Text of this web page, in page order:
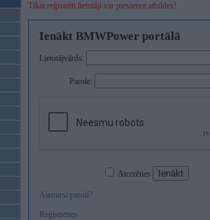
Tikai reģistrēti lietotāji var pievienot atbildes!
Ienākt BMWPower portālā
Lietotājvārds:
Parole:
Atcerēties
Aizmirsi paroli?
Reģistrēties